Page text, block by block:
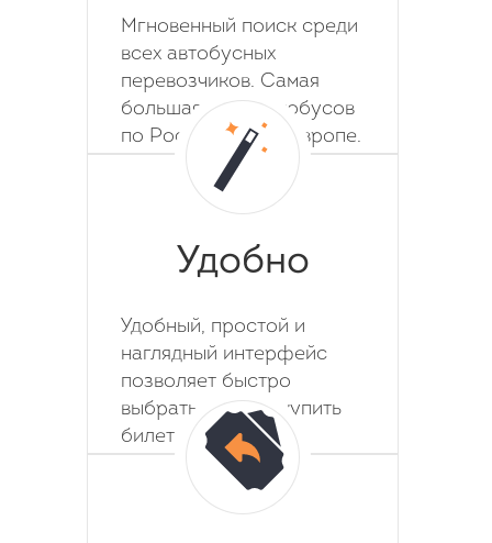
Мгновенный поиск среди
всех автобусных
перевозчиков. Самая
большая база автобусов
по России, СНГ и Европе.
Удобно
Удобный, простой и
наглядный интерфейс
позволяет быстро
выбрать место и купить
билет на автобус.